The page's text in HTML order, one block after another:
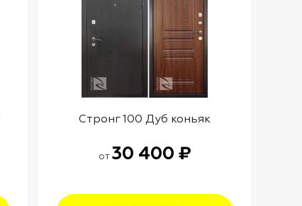
Стронг 100 Дуб коньяк
от 30 400 ₽